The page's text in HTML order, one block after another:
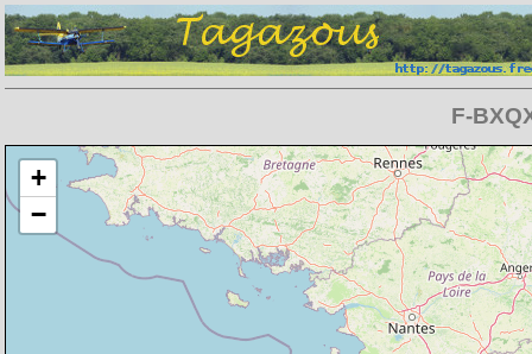
F-
Chargement de la carte en cours
+
−